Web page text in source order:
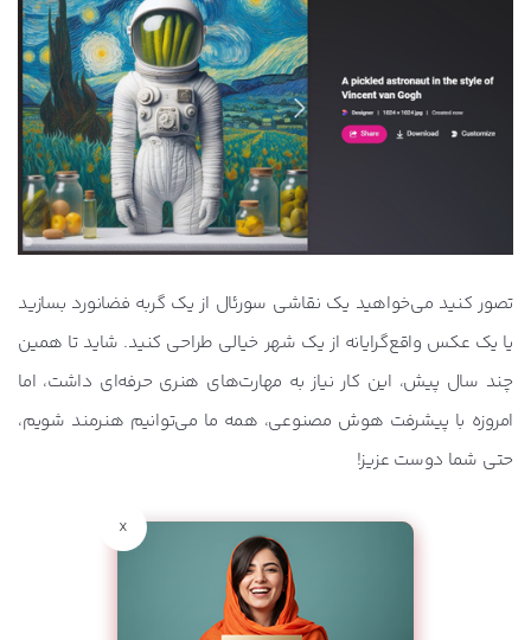
تصور کنید می‌خواهید یک نقاشی سورئال از یک گربه فضانورد بسازید
یا یک عکس واقع‌گرایانه از یک شهر خیالی طراحی کنید. شاید تا همین
چند سال پیش، این کار نیاز به مهارت‌های هنری حرفه‌ای داشت، اما
امروزه با پیشرفت هوش مصنوعی، همه ما می‌توانیم هنرمند شویم،
حتی شما دوست عزیز!
x